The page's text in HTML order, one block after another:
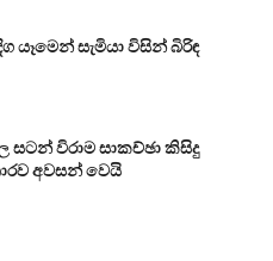
යෑමෙන් සැමියා විසින් බිරිඳ
සටන් විරාම සාකච්ඡා කිසිදු
අවසන් වෙයි